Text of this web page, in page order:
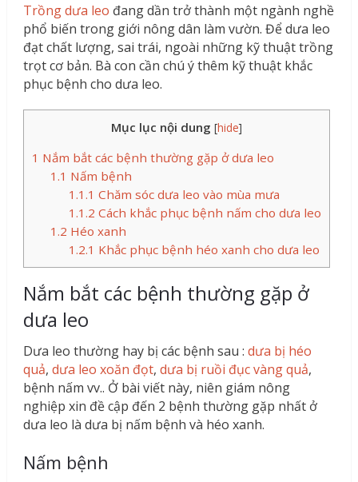
Trồng dưa leo đang dần trở thành một ngành nghề
phổ biến trong giới nông dân làm vườn. Để dưa leo
đạt chất lượng, sai trái, ngoài những kỹ thuật trồng
trọt cơ bản. Bà con cần chú ý thêm kỹ thuật khắc
phục bệnh cho dưa leo.
Mục lục nội dung [hide]
1 Nắm bắt các bệnh thường gặp ở dưa leo
1.1 Nấm bệnh
1.1.1 Chăm sóc dưa leo vào mùa mưa
1.1.2 Cách khắc phục bệnh nấm cho dưa leo
1.2 Héo xanh
1.2.1 Khắc phục bệnh héo xanh cho dưa leo
Nắm bắt các bệnh thường gặp ở
dưa leo
Dưa leo thường hay bị các bệnh sau : dưa bị héo
quả, dưa leo xoăn đọt, dưa bị ruồi đục vàng quả,
bệnh nấm vv.. Ở bài viết này, niên giám nông
nghiệp xin đề cập đến 2 bệnh thường gặp nhất ở
dưa leo là dưa bị nấm bệnh và héo xanh.
Nấm bệnh